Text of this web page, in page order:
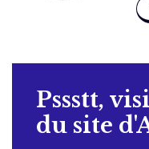
Pssstt,
du site